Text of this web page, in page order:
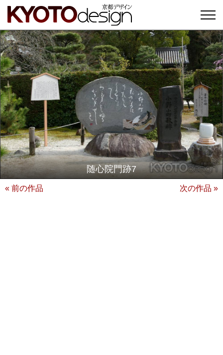
随心院門跡7
« 前の作品 次の作品 »